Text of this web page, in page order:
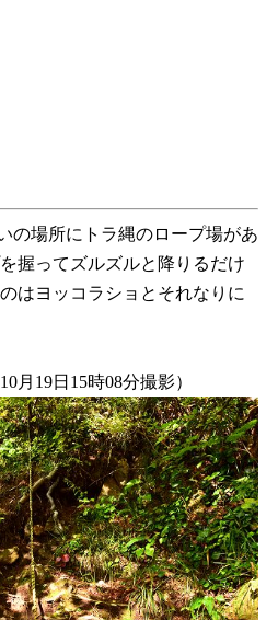
の場所にトラ縄のロープ場があ
握ってズルズルと降りるだけ
はヨッコラショとそれなりに
月19日15時08分撮影）